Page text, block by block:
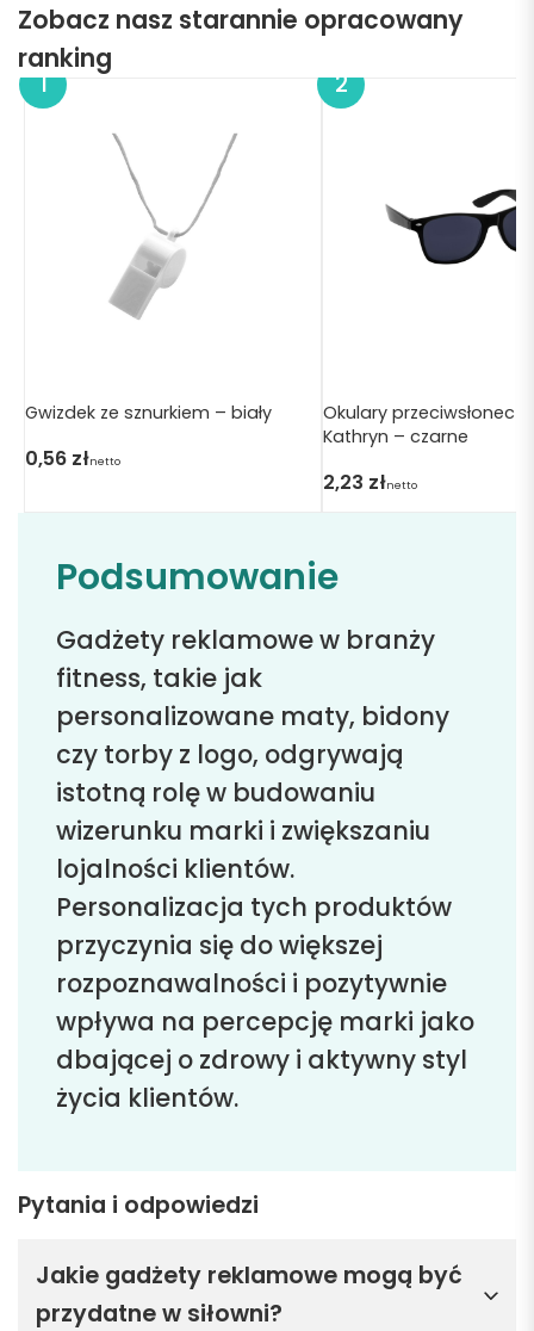
Zobacz nasz starannie opracowany
ranking
Gwizdek ze sznurkiem – biały
0,56 złnetto
Okulary
Kathryn – czarne
2,23 złnetto
Podsumowanie
Gadżety reklamowe w branży
fitness, takie jak
personalizowane maty, bidony
czy torby z logo, odgrywają
istotną rolę w budowaniu
wizerunku marki i zwiększaniu
lojalności klientów.
Personalizacja tych produktów
przyczynia się do większej
rozpoznawalności i pozytywnie
wpływa na percepcję marki jako
dbającej o zdrowy i aktywny styl
życia klientów.
Pytania i odpowiedzi
Jakie gadżety reklamowe mogą być
przydatne w siłowni?